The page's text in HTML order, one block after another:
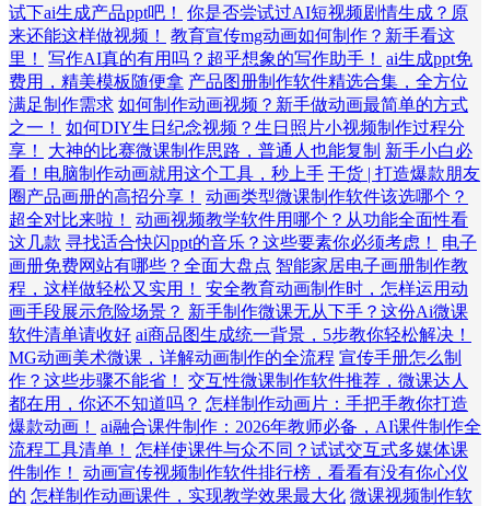
试下ai生成产品ppt吧！
你是否尝试过AI短视频剧情生成？原
来还能这样做视频！
教育宣传mg动画如何制作？新手看这
里！
写作AI真的有用吗？超乎想象的写作助手！
ai生成ppt免
费用，精美模板随便拿 产品图册制作软件精选合集，全方位
满足制作需求 如何制作动画视频？新手做动画最简单的方式
之一！
如何DIY生日纪念视频？生日照片小视频制作过程分
享！
大神的比赛微课制作思路，普通人也能复制 新手小白必
看！电脑制作动画就用这个工具，秒上手 干货 | 打造爆款朋友
圈产品画册的高招分享！
动画类型微课制作软件该选哪个？
超全对比来啦！
动画视频教学软件用哪个？从功能全面性看
这几款 寻找适合快闪ppt的音乐？这些要素你必须考虑！
电子
画册免费网站有哪些？全面大盘点 智能家居电子画册制作教
程，这样做轻松又实用！
安全教育动画制作时，怎样运用动
画手段展示危险场景？ 新手制作微课无从下手？这份Ai微课
软件清单请收好 ai商品图生成统一背景，5步教你轻松解决！
MG动画美术微课，详解动画制作的全流程 宣传手册怎么制
作？这些步骤不能省！
交互性微课制作软件推荐，微课达人
都在用，你还不知道吗？ 怎样制作动画片：手把手教你打造
爆款动画！
ai融合课件制作：2026年教师必备，AI课件制作全
流程工具清单！
怎样使课件与众不同？试试交互式多媒体课
件制作！
动画宣传视频制作软件排行榜，看看有没有你心仪
的 怎样制作动画课件，实现教学效果最大化 微课视频制作软